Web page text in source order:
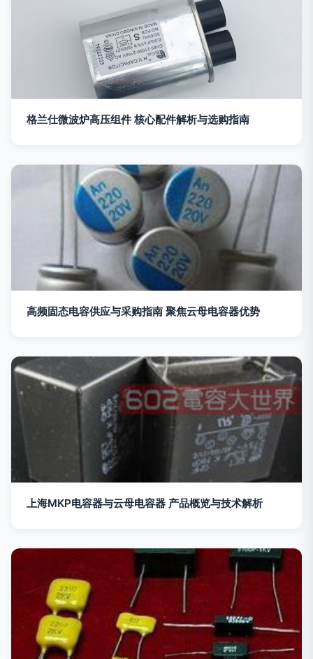
格兰仕微波炉高压组件 核心配件解析与选购指南
高频固态电容供应与采购指南 聚焦云母电容器优势
上海MKP电容器与云母电容器 产品概览与技术解析